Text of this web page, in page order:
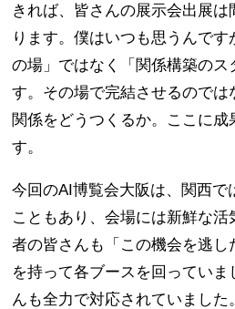
きれば、皆さんの展示会出展
ります。僕はいつも思うんで
の場」ではなく「関係構築の
す。その場で完結させるのでは
関係をどうつくるか。ここに成
す。
今回のAI博覧会大阪は、関西で
こともあり、会場には新鮮な
者の皆さんも「この機会を逃
を持って各ブースを回っていま
んも全力で対応されていました